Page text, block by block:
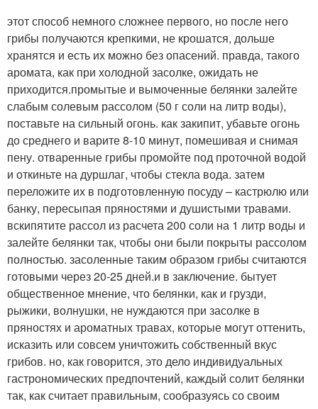
этот способ немного сложнее первого, но после него
грибы получаются крепкими, не крошатся, дольше
хранятся и есть их можно без опасений. правда, такого
аромата, как при холодной засолке, ожидать не
приходится.промытые и вымоченные белянки залейте
слабым солевым рассолом (50 г соли на литр воды),
поставьте на сильный огонь. как закипит, убавьте огонь
до среднего и варите 8-10 минут, помешивая и снимая
пену. отваренные грибы промойте под проточной водой
и откиньте на дуршлаг, чтобы стекла вода. затем
переложите их в подготовленную посуду – кастрюлю или
банку, пересыпая пряностями и душистыми травами.
вскипятите рассол из расчета 200 соли на 1 литр воды и
залейте белянки так, чтобы они были покрыты рассолом
полностью. засоленные таким образом грибы считаются
готовыми через 20-25 дней.и в заключение. бытует
общественное мнение, что белянки, как и грузди,
рыжики, волнушки, не нуждаются при засолке в
пряностях и ароматных травах, которые могут оттенить,
исказить или совсем уничтожить собственный вкус
грибов. но, как говорится, это дело индивидуальных
гастрономических предпочтений, каждый солит белянки
так, как считает правильным, сообразуясь со своим